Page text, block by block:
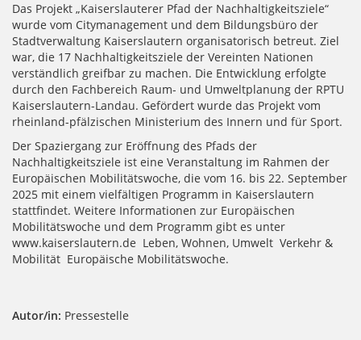
Das Projekt „Kaiserslauterer Pfad der Nachhaltigkeitsziele“
wurde vom Citymanagement und dem Bildungsbüro der
Stadtverwaltung Kaiserslautern organisatorisch betreut. Ziel
war, die 17 Nachhaltigkeitsziele der Vereinten Nationen
verständlich greifbar zu machen. Die Entwicklung erfolgte
durch den Fachbereich Raum- und Umweltplanung der RPTU
Kaiserslautern-Landau. Gefördert wurde das Projekt vom
rheinland-pfälzischen Ministerium des Innern und für Sport.
Der Spaziergang zur Eröffnung des Pfads der
Nachhaltigkeitsziele ist eine Veranstaltung im Rahmen der
Europäischen Mobilitätswoche, die vom 16. bis 22. September
2025 mit einem vielfältigen Programm in Kaiserslautern
stattfindet. Weitere Informationen zur Europäischen
Mobilitätswoche und dem Programm gibt es unter
www.kaiserslautern.de Leben, Wohnen, Umwelt Verkehr &
Mobilität Europäische Mobilitätswoche.
Autor/in: Pressestelle